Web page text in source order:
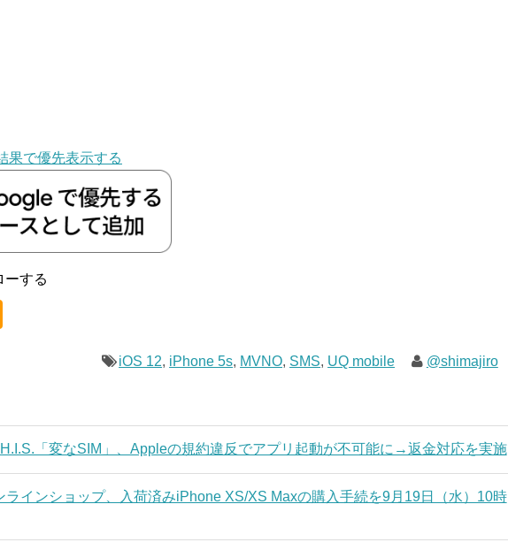
果で優先表示する
ーする
iOS 12, iPhone 5s, MVNO, SMS, UQ mobile @shimajiro
「変なSIM」、Appleの規約違反でアプリ起動が不可能に→返金対応を実施
ラインショップ、入荷済みiPhone XS/XS Maxの購入手続を9月19日（水）10時